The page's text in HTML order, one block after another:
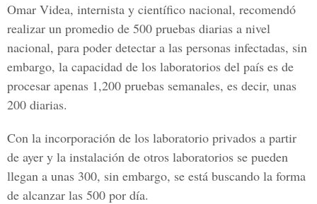
Omar Videa, internista y científico nacional, recomendó
realizar un promedio de 500 pruebas diarias a nivel
nacional, para poder detectar a las personas infectadas, sin
embargo, la capacidad de los laboratorios del país es de
procesar apenas 1,200 pruebas semanales, es decir, unas
200 diarias.
Con la incorporación de los laboratorio privados a partir
de ayer y la instalación de otros laboratorios se pueden
llegan a unas 300, sin embargo, se está buscando la forma
de alcanzar las 500 por día.